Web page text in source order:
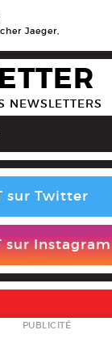
Jaeger,
NEWSLETTERS
sur Twitter
sur Instagram
PUBLICITÉ